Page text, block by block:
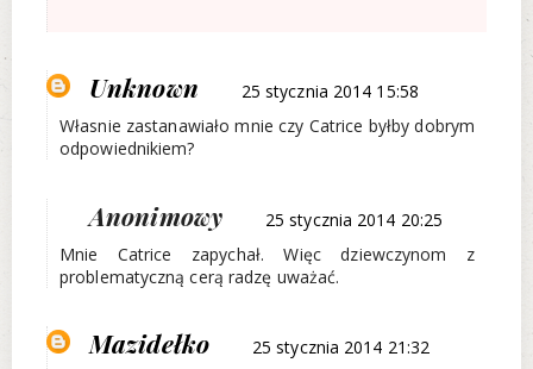
Unknown
25 stycznia 2014 15:58
Własnie zastanawiało mnie czy Catrice byłby dobrym
odpowiednikiem?
Anonimowy
25 stycznia 2014 20:25
Mnie Catrice zapychał. Więc dziewczynom z
problematyczną cerą radzę uważać.
Mazidełko
25 stycznia 2014 21:32